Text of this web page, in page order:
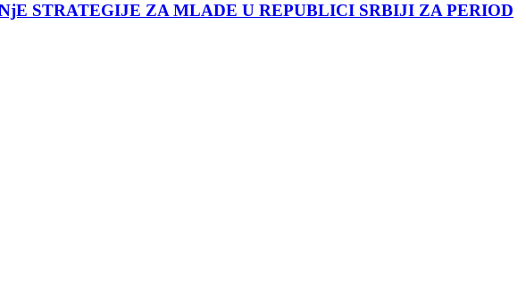
STRATEGIJE ZA MLADE U REPUBLICI SRBIJI ZA PERIOD